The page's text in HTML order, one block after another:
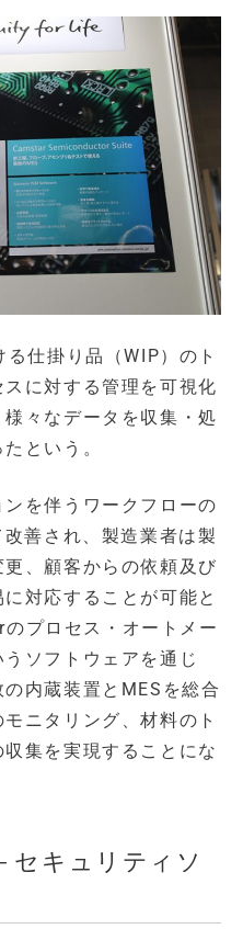
仕掛り品（WIP）のト
に対する管理を可視化
々なデータを収集・処
という。
を伴うワークフローの
善され、製造業者は製
、顧客からの依頼及び
対応することが可能と
プロセス・オートメー
ソフトウェアを通じ
内蔵装置とMESを総合
ニタリング、材料のト
集を実現することにな
キュリティソ